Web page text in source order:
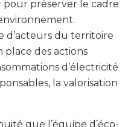
pour préserver le cadre
du territoire
des actions
d’électricité
la valorisation
que l’équipe d’éco-